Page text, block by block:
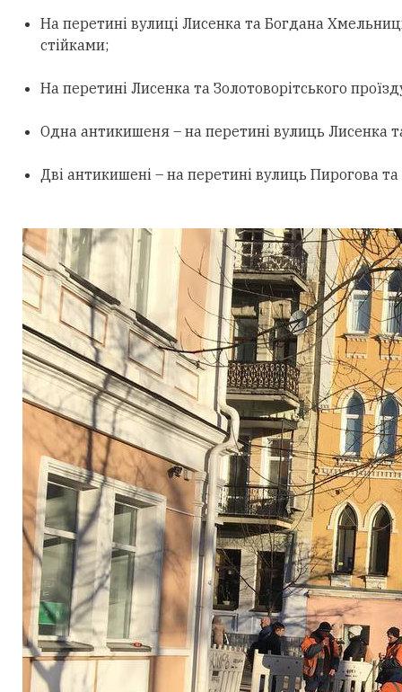
На перетині вулиці Лисенка та Богдана
стійками;
На перетині Лисенка та Золотоворітського
Одна антикишеня – на перетині вулиць Лисенка
Дві антикишені – на перетині вулиць Пирогова